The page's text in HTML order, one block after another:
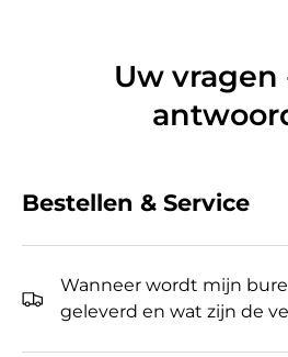
Uw vragen
Bestellen & Service
Wanneer wordt mijn
geleverd en wat zijn de